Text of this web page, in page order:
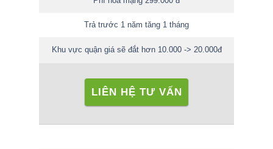
Trả trước 1 năm tăng 1 tháng
Khu vực quận giá sẽ đắt hơn 10.000 -> 20.000đ
LIÊN HỆ TƯ VẤN